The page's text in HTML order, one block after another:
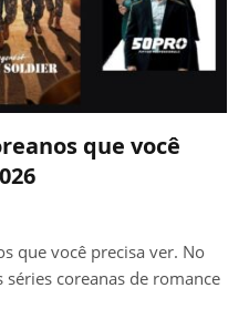
que você
que você precisa ver. No
coreanas de romance